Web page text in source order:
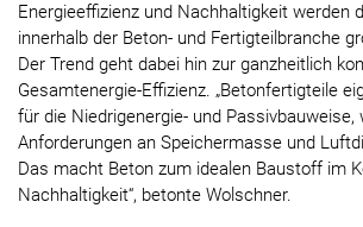
Energieeffizienz und Nachhaltigkeit werden
innerhalb der Beton- und Fertigteilbranche
Der Trend geht dabei hin zur ganzheitlich
Gesamtenergie-Effizienz. „Betonfertigteile
für die Niedrigenergie- und Passivbauweise,
Anforderungen an Speichermasse und
Das macht Beton zum idealen Baustoff im
Nachhaltigkeit“, betonte Wolschner.